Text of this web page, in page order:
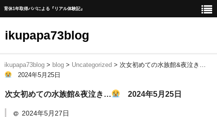
育休1年取得パパによる『リアル体験記』
ikupapa73blog
ホーム
ikupapa73blog > blog > Uncategorized > 次女初めての水族館&夜泣き…
2024年5月25日
次女初めての水族館&夜泣き… 2024年5月25日
2024年5月27日